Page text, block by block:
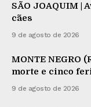
SÃO JOAQUIM |
cães
9 de agosto de 2026
MONTE NEGRO
morte e cinco
9 de agosto de 2026